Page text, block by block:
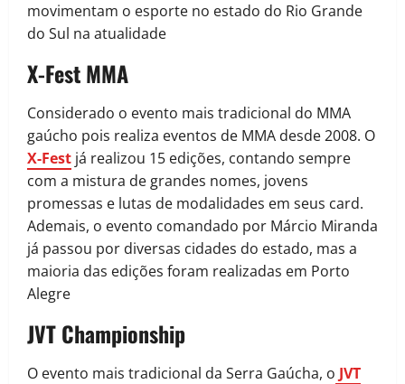
movimentam o esporte no estado do Rio Grande
do Sul na atualidade
X-Fest MMA
Considerado o evento mais tradicional do MMA
gaúcho pois realiza eventos de MMA desde 2008. O
X-Fest já realizou 15 edições, contando sempre
com a mistura de grandes nomes, jovens
promessas e lutas de modalidades em seus card.
Ademais, o evento comandado por Márcio Miranda
já passou por diversas cidades do estado, mas a
maioria das edições foram realizadas em Porto
Alegre
JVT Championship
O evento mais tradicional da Serra Gaúcha, o JVT